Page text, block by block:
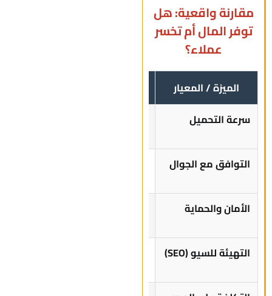
مقارنة واقعية: هل
توفر المال أم تخسر
عملاء؟
الميزة / المعيار
سرعة التحميل
التوافق مع الجوال
الأمان والحماية
التهيئة للسيو (SEO)